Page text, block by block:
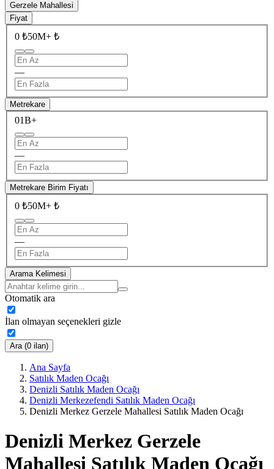
Gerzele Mahallesi
Fiyat
0 ₺50M+ ₺
—
Metrekare
01B+
—
Metrekare Birim Fiyatı
0 ₺50M+ ₺
—
Arama Kelimesi
Otomatik ara
İlan olmayan seçenekleri gizle
Ara (0 ilan)
Ana Sayfa
Satılık Maden Ocağı
Denizli Satılık Maden Ocağı
Denizli Merkezefendi Satılık Maden Ocağı
Denizli Merkez Gerzele Mahallesi Satılık Maden Ocağı
Denizli Merkez Gerzele
Mahallesi Satılık Maden Ocağı